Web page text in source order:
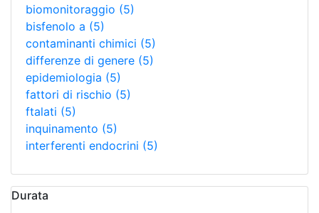
biomonitoraggio (5)
bisfenolo a (5)
contaminanti chimici (5)
differenze di genere (5)
epidemiologia (5)
fattori di rischio (5)
ftalati (5)
inquinamento (5)
interferenti endocrini (5)
Durata